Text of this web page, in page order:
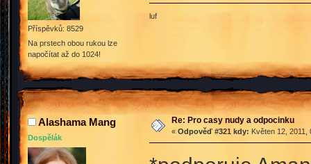
Příspěvků: 8529
Na prstech obou rukou lze
napočítat až do 1024!
luf
Alashama Mang
Dospělák
Re: Pro casy nudy a odpocinku
« Odpověď #321 kdy: Květen 12, 2011,